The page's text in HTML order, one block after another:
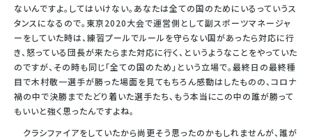
ないんですよ。してはいけない。あなたは全ての国のためにいるっていうス
タンスになるので。東京2020大会で運営側として副スポーツマネージャ
ーをしていた時は、練習プールでルールを守らない国があったら対応に行
き、怒っている団長が来たらまた対応に行く、というようなことをやっていた
のですが、その時も同じ「全ての国のため」という立場で。最終日の最終種
目で木村敬一選手が勝った場面を見てもちろん感動はしたものの、コロナ
禍の中で決勝までたどり着いた選手たち、もう本当にこの中の誰が勝って
もいいと強く思ったんですよね。
クラシファイアをしていたから尚更そう思ったのかもしれませんが、誰が